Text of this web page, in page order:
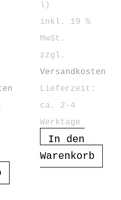
l )
inkl. 19 %
MwSt.
zzgl.
Versandkosten
Lieferzeit:
ca. 2-4
Werktage
In den
Warenkorb